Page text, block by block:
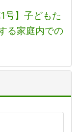
号】子どもた
る家庭内での